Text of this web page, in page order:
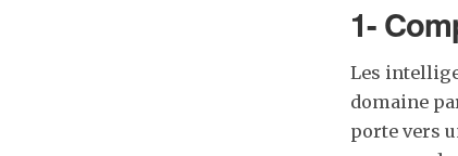
1-
Les
domaine
porte vers